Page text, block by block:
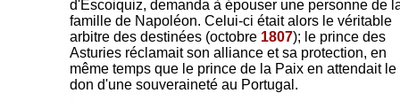
d'Escoiquiz, demanda à épouser une personne de
famille de Napoléon. Celui-ci était alors le véritable
arbitre des destinées (octobre 1807); le prince des
Asturies réclamait son alliance et sa protection, en
même temps que le prince de la Paix en attendait le
don d'une souveraineté au Portugal.
-